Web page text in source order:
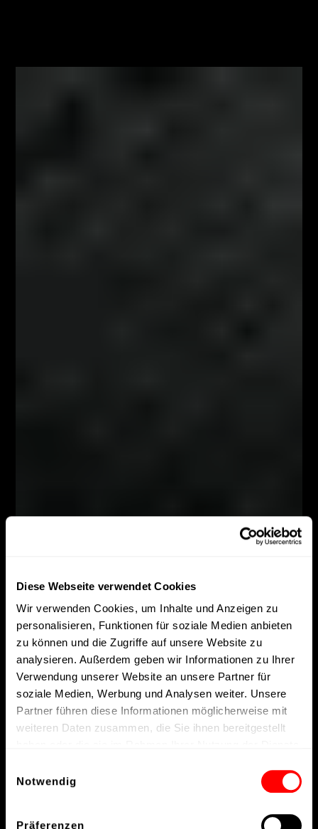
Diese Webseite verwendet Cookies
Wir verwenden Cookies, um Inhalte und Anzeigen zu
personalisieren, Funktionen für soziale Medien anbieten
zu können und die Zugriffe auf unsere Website zu
analysieren. Außerdem geben wir Informationen zu Ihrer
Verwendung unserer Website an unsere Partner für
soziale Medien, Werbung und Analysen weiter. Unsere
Partner führen diese Informationen möglicherweise mit
weiteren Daten zusammen, die Sie ihnen bereitgestellt
Notwendig
Präferenzen